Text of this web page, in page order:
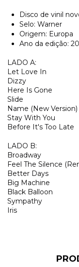
Disco de vinil
Selo: Warner
Origem: Europa
Ano da edição:
LADO A:
Let Love In
Dizzy
Here Is Gone
Slide
Name (New Version)
Stay With You
Before It's Too Late
LADO B:
Broadway
Feel The Silence
Better Days
Big Machine
Black Balloon
Sympathy
Iris